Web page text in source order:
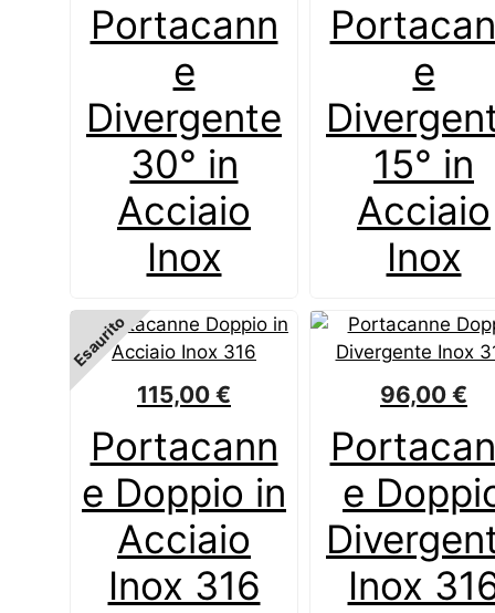
Portacann
e
Divergente
30° in
Acciaio
Inox
originale
era:
85,80 €.
attuale
è:
e
15° in
Acciaio
Inox
Esaurito
Portacann
e Doppio in
Acciaio
Inox 316
115,00 €
e
Inox
96,00 €